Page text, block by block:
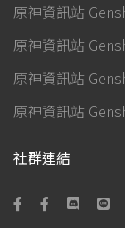
原神資訊站
原神資訊站
原神資訊站
原神資訊站
社群連結